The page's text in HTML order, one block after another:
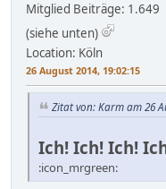
Mitglied Beiträge: 1.649
(siehe unten)
Location: Köln
26 August 2014, 19:02:15
Zitat von: Karm am 26
Ich! Ich! Ich!
:icon_mrgreen: